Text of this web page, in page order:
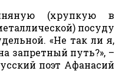
(хрупкую в
посуду
«Не так ли я,
запретный путь?», –
поэт Афанасий